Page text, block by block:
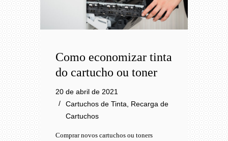
Como economizar tinta
do cartucho ou toner
20 de abril de 2021
Cartuchos de Tinta
Recarga de
Cartuchos
Comprar novos cartuchos ou toners